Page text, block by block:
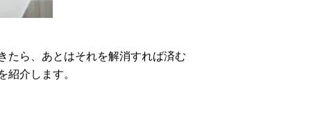
たら、あとはそれを解消すれば済む
介します。